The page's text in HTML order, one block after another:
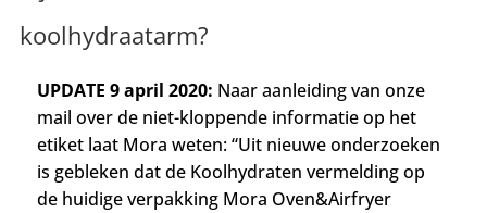
koolhydraatarm?
UPDATE 9 april 2020: Naar aanleiding van onze
mail over de niet-kloppende informatie op het
etiket laat Mora weten: “Uit nieuwe onderzoeken
is gebleken dat de Koolhydraten vermelding op
de huidige verpakking Mora Oven&Airfryer